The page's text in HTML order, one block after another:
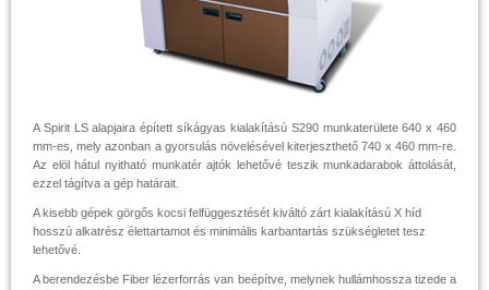
A Spirit LS alapjaira épített síkágyas kialakítású S290 munkaterülete 640 x 460
mm-es, mely azonban a gyorsulás növelésével kiterjeszthető 740 x 460 mm-re.
Az elöl hátul nyitható munkatér ajtók lehetővé teszik munkadarabok áttolását,
ezzel tágítva a gép határait.
A kisebb gépek görgős kocsi felfüggesztését kiváltó zárt kialakítású X híd
hosszú alkatrész élettartamot és minimális karbantartás szükségletet tesz
lehetővé.
A berendezésbe Fiber lézerforrás van beépítve, melynek hullámhossza tizede a